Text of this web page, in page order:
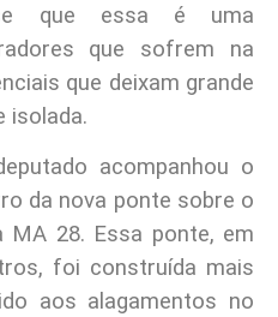
que essa é uma
que sofrem na
que deixam grande
isolada.
acompanhou o
da nova ponte sobre o
MA 28. Essa ponte, em
foi construída mais
aos alagamentos no